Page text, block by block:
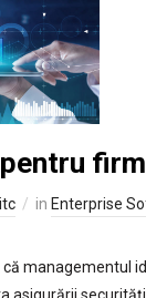
in Enterprise
managementul